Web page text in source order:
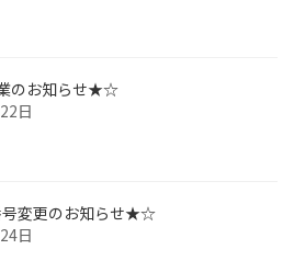
のお知らせ★☆
日
変更のお知らせ★☆
日